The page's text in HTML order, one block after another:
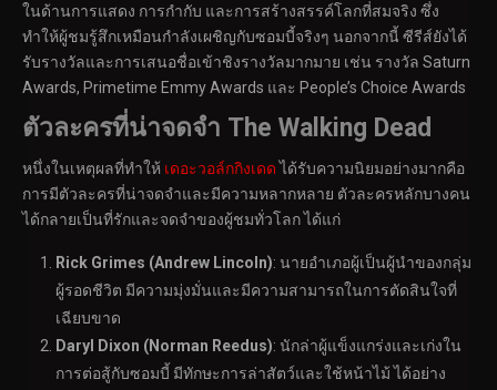
ในด้านการแสดง การกำกับ และการสร้างสรรค์โลกที่สมจริง ซึ่ง
ทำให้ผู้ชมรู้สึกเหมือนกำลังเผชิญกับซอมบี้จริงๆ นอกจากนี้ ซีรีส์ยังได้
รับรางวัลและการเสนอชื่อเข้าชิงรางวัลมากมาย เช่น รางวัล Saturn
Awards, Primetime Emmy Awards และ People’s Choice Awards
ตัวละครที่น่าจดจำ The Walking Dead
หนึ่งในเหตุผลที่ทำให้ เดอะวอล์กกิงเดดได้รับความนิยมอย่างมากคือ
การมีตัวละครที่น่าจดจำและมีความหลากหลาย ตัวละครหลักบางคน
ได้กลายเป็นที่รักและจดจำของผู้ชมทั่วโลก ได้แก่
Rick Grimes (Andrew Lincoln): นายอำเภอผู้เป็นผู้นำของกลุ่ม
ผู้รอดชีวิต มีความมุ่งมั่นและมีความสามารถในการตัดสินใจที่
เฉียบขาด
Daryl Dixon (Norman Reedus): นักล่าผู้แข็งแกร่งและเก่งใน
การต่อสู้กับซอมบี้ มีทักษะการล่าสัตว์และใช้หน้าไม้ ได้อย่าง